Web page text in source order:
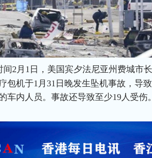
间2月1日，美国宾夕法尼亚州费城市
包机于1月31日晚发生坠机事故，导
车内人员。事故还导致至少19人受伤